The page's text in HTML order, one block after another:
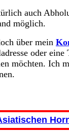
auch
möglich.
über mein
oder eine
möchten. Ich